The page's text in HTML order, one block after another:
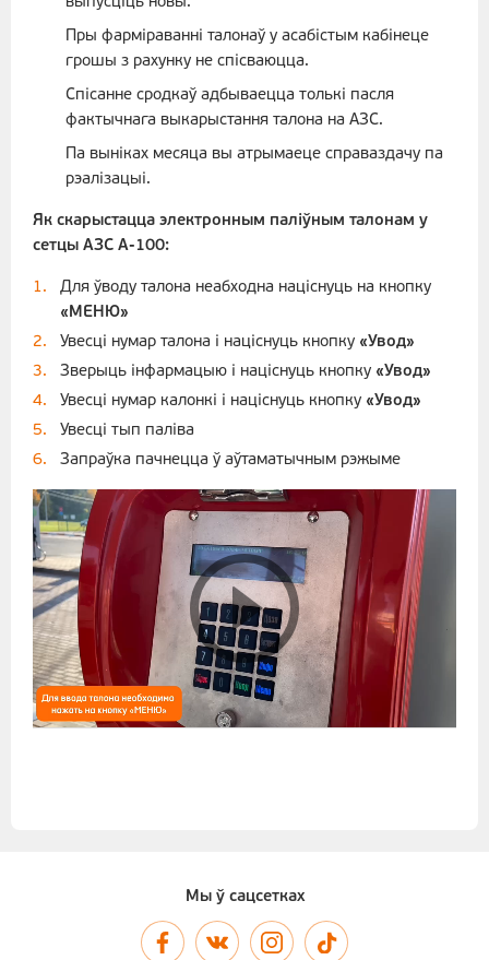
Пры фарміраванні талонаў у асабістым кабінеце
грошы з рахунку не спісваюцца.
Спісанне сродкаў адбываецца толькі пасля
фактычнага выкарыстання талона на АЗС.
Па выніках месяца вы атрымаеце справаздачу па
рэалізацыі.
Як скарыстацца электронным паліўным талонам у
сетцы АЗС А-100:
Для ўводу талона неабходна націснуць на кнопку
«МЕНЮ»
Увесці нумар талона і націснуць кнопку «Увод»
Зверыць інфармацыю і націснуць кнопку «Увод»
Увесці нумар калонкі і націснуць кнопку «Увод»
Увесці тып паліва
Запраўка пачнецца ў аўтаматычным рэжыме
Мы ў сацсетках